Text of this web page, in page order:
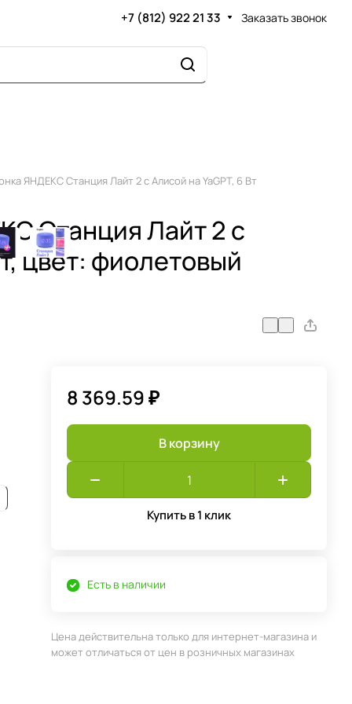
+7 (812) 922 21 33 Заказать звонок
ЯНДЕКС Станция Лайт 2 с Алисой на YaGPT, 6 Вт
Станция Лайт 2 с
цвет: фиолетовый
8 369.59 ₽
В корзину
Купить в 1 клик
Есть в наличии
Цена действительна только для интернет-магазина и
может отличаться от цен в розничных магазинах